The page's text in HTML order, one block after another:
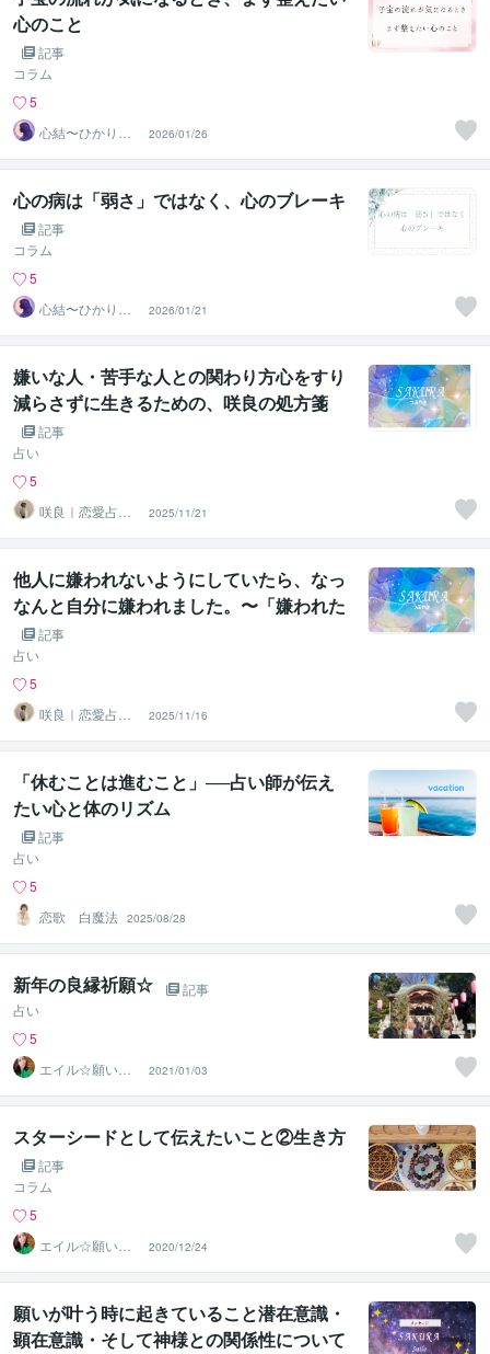
心のこと
記事
コラム
5
心結〜ひかりの
声〜
2026/01/26
心の病は「弱さ」ではなく、心のブレーキ
記事
コラム
5
心結〜ひかりの
声〜
2026/01/21
嫌いな人・苦手な人との関わり方心をすり
減らさずに生きるための、咲良の処方箋
記事
占い
5
咲良｜恋愛占い
心導師
2025/11/21
他人に嫌われないようにしていたら、なっ
なんと自分に嫌われました。〜「嫌われた
くない症候群」が心をすり減らす理由と、
今日からできる回復のヒント～
記事
占い
5
咲良｜恋愛占い
心導師
2025/11/16
「休むことは進むこと」──占い師が伝え
たい心と体のリズム
記事
占い
5
恋歌 白魔法 2025/08/28
新年の良縁祈願☆
記事
占い
5
エイル☆願いを
叶える宇宙根源
の巫女
2021/01/03
スターシードとして伝えたいこと②生き方
記事
コラム
5
エイル☆願いを
叶える宇宙根源
の巫女
2020/12/24
願いが叶う時に起きていること潜在意識・
顕在意識・そして神様との関係性について